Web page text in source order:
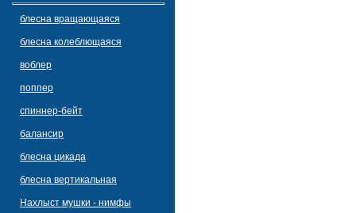
блесна вращающаяся
блесна колеблющаяся
воблер
поппер
спиннер-бейт
балансир
блесна цикада
блесна вертикальная
Нахлыст мушки - нимфы